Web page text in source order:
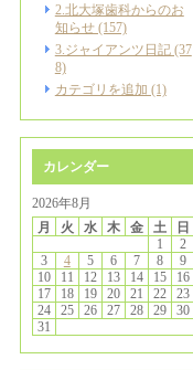
2.北大塚歯科からのお
知らせ (157)
3.ジャイアンツ日記 (37
8)
カテゴリを追加 (1)
カレンダー
2026年8月
月
火 水 木 金 土
日
1
2
3
4 5 6 7 8
9
10
11 12 13 14 15
16
17
18 19 20 21 22
23
24
25 26 27 28 29
30
31